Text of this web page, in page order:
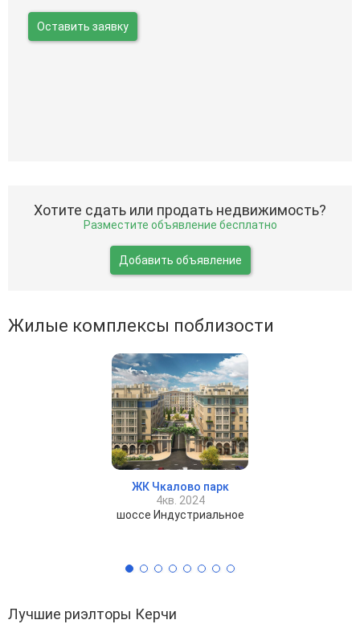
Оставить заявку
Хотите сдать или продать недвижимость?
Разместите объявление бесплатно
Добавить объявление
Жилые комплексы поблизости
ЖК Чкалово парк
4кв. 2024
шоссе Индустриальное
Лучшие риэлторы Керчи